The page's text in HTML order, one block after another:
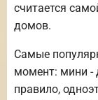
считается
домов.
Самые
момент: мини -
правило,